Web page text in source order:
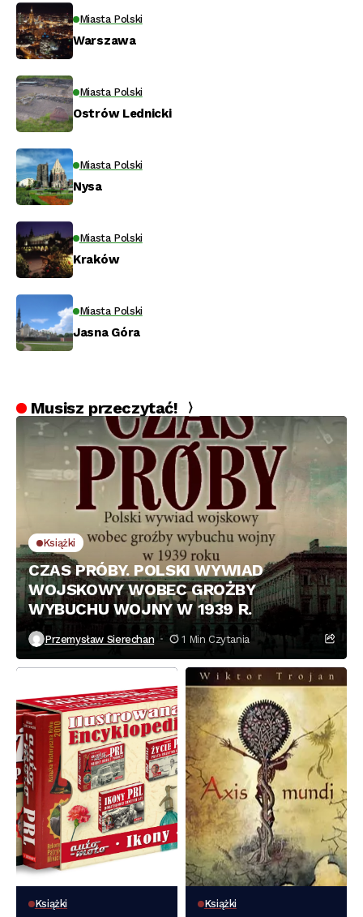
Miasta Polski
Warszawa
Miasta Polski
Ostrów Lednicki
Miasta Polski
Nysa
Miasta Polski
Kraków
Miasta Polski
Jasna Góra
Musisz przeczytać!
Książki
CZAS PRÓBY. POLSKI WYWIAD
WOJSKOWY WOBEC GROŻBY
WYBUCHU WOJNY W 1939 R.
Przemysław Sierechan 1 Min Czytania
Książki Książki